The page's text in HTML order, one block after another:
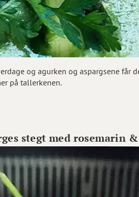
og agurken og aspargsene får
på tallerkenen.
stegt med rosemarin &